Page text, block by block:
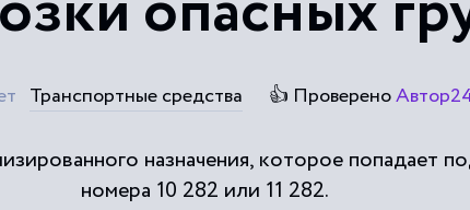
Транспортные средства 👍 Проверено
назначения, которое попадает
номера 10 282 или 11 282.